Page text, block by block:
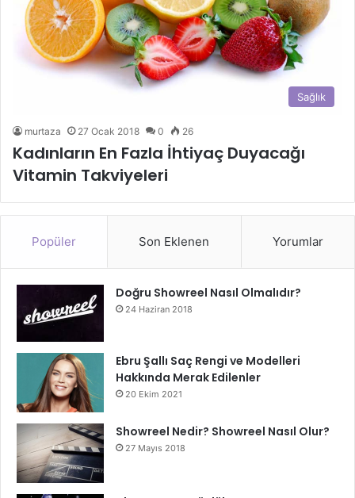
Sağlık
murtaza 27 Ocak 2018 0 26
Kadınların En Fazla İhtiyaç Duyacağı
Vitamin Takviyeleri
Popüler Son Eklenen Yorumlar
Doğru Showreel Nasıl Olmalıdır?
24 Haziran 2018
Ebru Şallı Saç Rengi ve Modelleri
Hakkında Merak Edilenler
20 Ekim 2021
Showreel Nedir? Showreel Nasıl Olur?
27 Mayıs 2018